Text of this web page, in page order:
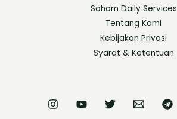
Saham Daily Services
Tentang Kami
Kebijakan Privasi
Syarat & Ketentuan